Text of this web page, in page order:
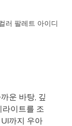
러 팔레트 아이디
운 바탕, 깊
이트를 조
까지 우아